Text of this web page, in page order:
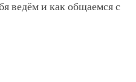
ведём и как общаемся с